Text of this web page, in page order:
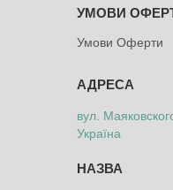
УМОВИ
Умови Оферти
вул.
Україна